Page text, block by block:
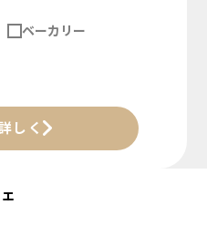
ベーカリー
しく